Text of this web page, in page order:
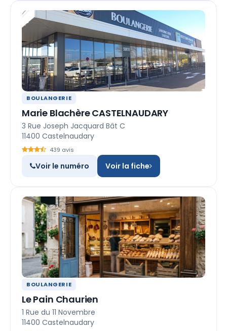
BOULANGERIE
Marie Blachère CASTELNAUDARY
3 Rue Joseph Jacquard Bât C
11400 Castelnaudary
439 avis
Voir le numéro Voir la fiche
BOULANGERIE
Le Pain Chaurien
1 Rue du 11 Novembre
11400 Castelnaudary